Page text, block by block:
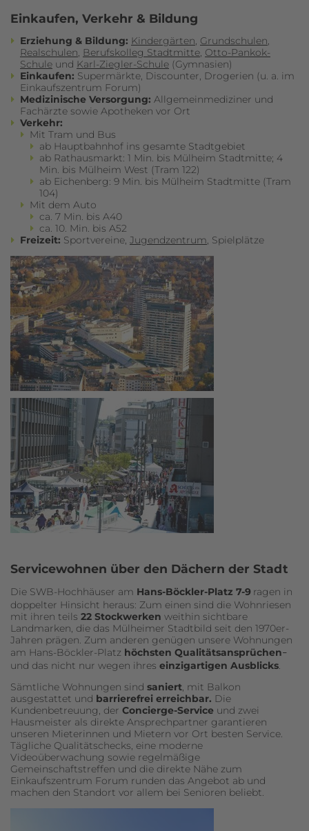
Einkaufen, Verkehr & Bildung
Erziehung & Bildung: Kindergärten, Grundschulen,
Realschulen, Berufskolleg Stadtmitte, Otto-Pankok-
Schule und Karl-Ziegler-Schule (Gymnasien)
Einkaufen: Supermärkte, Discounter, Drogerien (u. a. im
Einkaufszentrum Forum)
Medizinische Versorgung: Allgemeinmediziner und
Fachärzte sowie Apotheken vor Ort
Verkehr:
Mit Tram und Bus
ab Hauptbahnhof ins gesamte Stadtgebiet
ab Rathausmarkt: 1 Min. bis Mülheim Stadtmitte; 4
Min. bis Mülheim West (Tram 122)
ab Eichenberg: 9 Min. bis Mülheim Stadtmitte (Tram
104)
Mit dem Auto
ca. 7 Min. bis A40
ca. 10. Min. bis A52
Freizeit: Sportvereine, Jugendzentrum, Spielplätze
Servicewohnen über den Dächern der Stadt
Die SWB-Hochhäuser am Hans-Böckler-Platz 7-9 ragen in
doppelter Hinsicht heraus: Zum einen sind die Wohnriesen
mit ihren teils 22 Stockwerken weithin sichtbare
Landmarken, die das Mülheimer Stadtbild seit den 1970er-
Jahren prägen. Zum anderen genügen unsere Wohnungen
am Hans-Böckler-Platz höchsten Qualitätsansprüchen–
und das nicht nur wegen ihres einzigartigen Ausblicks.
Sämtliche Wohnungen sind saniert, mit Balkon
ausgestattet und barrierefrei erreichbar. Die
Kundenbetreuung, der Concierge-Service und zwei
Hausmeister als direkte Ansprechpartner garantieren
unseren Mieterinnen und Mietern vor Ort besten Service.
Tägliche Qualitätschecks, eine moderne
Videoüberwachung sowie regelmäßige
Gemeinschaftstreffen und die direkte Nähe zum
Einkaufszentrum Forum runden das Angebot ab und
machen den Standort vor allem bei Senioren beliebt.